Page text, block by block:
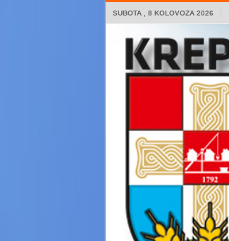
SUBOTA , 8 KOLOVOZA 2026